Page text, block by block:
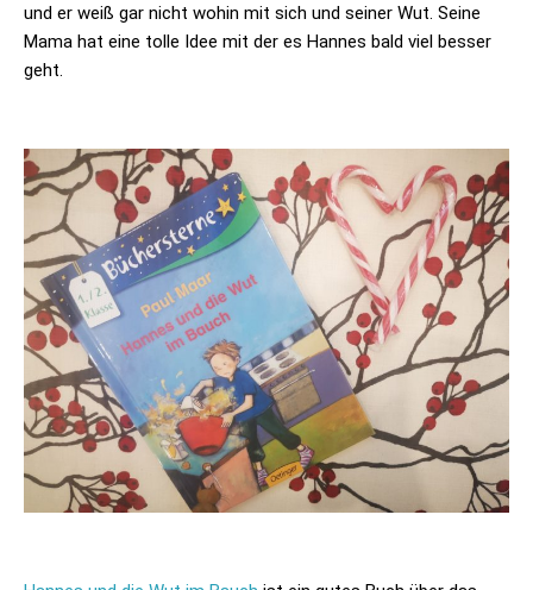
und er weiß gar nicht wohin mit sich und seiner Wut. Seine
Mama hat eine tolle Idee mit der es Hannes bald viel besser
geht.